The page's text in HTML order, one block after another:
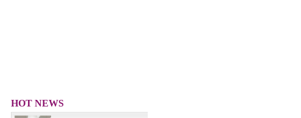
HOT NEWS